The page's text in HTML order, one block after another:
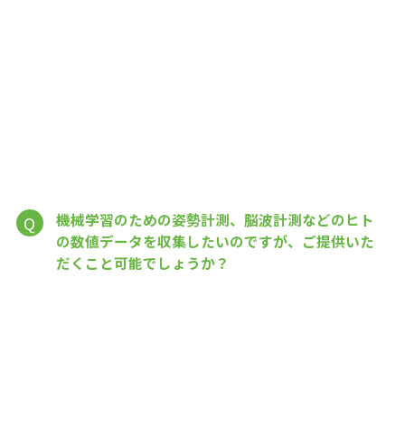
Q
機械学習のための姿勢計測、脳波計測などのヒト
の数値データを収集したいのですが、ご提供いた
だくこと可能でしょうか？